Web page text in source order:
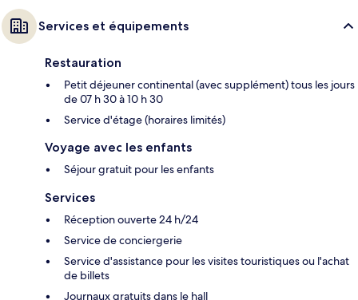
Services et équipements
Restauration
Petit déjeuner continental (avec supplément) tous les jours
de 07 h 30 à 10 h 30
Service d'étage (horaires limités)
Voyage avec les enfants
Séjour gratuit pour les enfants
Services
Réception ouverte 24 h/24
Service de conciergerie
Service d'assistance pour les visites touristiques ou l'achat
de billets
Journaux gratuits dans le hall